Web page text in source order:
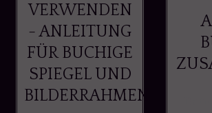
VERWENDEN
- ANLEITUNG
FÜR BUCHIGE
SPIEGEL UND
BILDERRAHMEN